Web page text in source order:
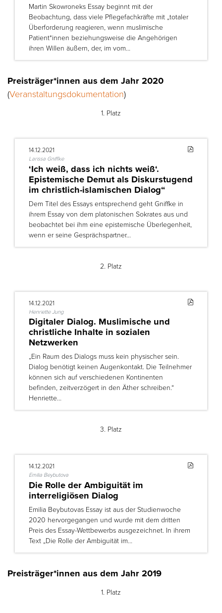
Martin Skowroneks Essay beginnt mit der
Beobachtung, dass viele Pflegefachkräfte mit „totaler
Überforderung reagieren, wenn muslimische
Patient*innen beziehungsweise die Angehörigen
ihren Willen äußern, der, im vom…
Preisträger*innen aus dem Jahr 2020
(Veranstaltungsdokumentation)
1. Platz
14.12.2021
Larissa Gniffke
‘Ich weiß, dass ich nichts weiß‘.
Epistemische Demut als Diskurstugend
im christlich-islamischen Dialog“
Dem Titel des Essays entsprechend geht Gniffke in
ihrem Essay von dem platonischen Sokrates aus und
beobachtet bei ihm eine epistemische Überlegenheit,
wenn er seine Gesprächspartner…
2. Platz
14.12.2021
Henriette Jung
Digitaler Dialog. Muslimische und
christliche Inhalte in sozialen
Netzwerken
„Ein Raum des Dialogs muss kein physischer sein.
Dialog benötigt keinen Augenkontakt. Die Teilnehmer
können sich auf verschiedenen Kontinenten
befinden, zeitverzögert in den Äther schreiben.“
Henriette…
3. Platz
14.12.2021
Emilia Beybutova
Die Rolle der Ambiguität im
interreligiösen Dialog
Emilia Beybutovas Essay ist aus der Studienwoche
2020 hervorgegangen und wurde mit dem dritten
Preis des Essay-Wettbewerbs ausgezeichnet. In ihrem
Text „Die Rolle der Ambiguität im…
Preisträger*innen aus dem Jahr 2019
1. Platz